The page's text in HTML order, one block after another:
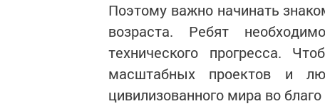
Поэтому важно начинать
возраста. Ребят
технического прогресса.
масштабных проектов и
цивилизованного мира во